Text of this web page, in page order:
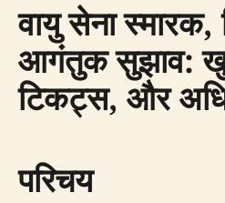
वायु सेना
आगंतुक सुझाव:
टिकट्स, और
परिचय